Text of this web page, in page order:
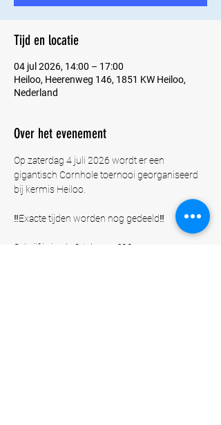
Tijd en locatie
04 jul 2026, 14:00 – 17:00
Heiloo, Heerenweg 146, 1851 KW Heiloo,
Nederland
Over het evenement
Op zaterdag 4 juli 2026 wordt er een
gigantisch Cornhole toernooi georganiseerd
bij kermis Heiloo.
‼️Exacte tijden worden nog gedeeld‼️
Schrijf je in als 2-tal voor €20.